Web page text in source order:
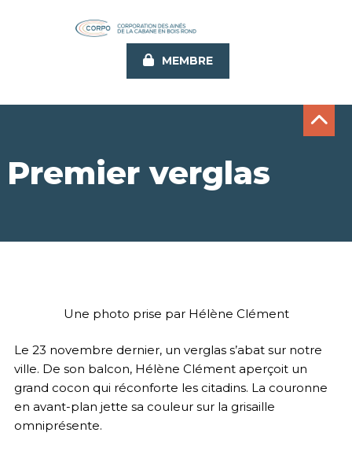
MEMBRE
Premier verglas
Une photo prise par Hélène Clément
Le 23 novembre dernier, un verglas s’abat sur notre
ville. De son balcon, Hélène Clément aperçoit un
grand cocon qui réconforte les citadins. La couronne
en avant-plan jette sa couleur sur la grisaille
omniprésente.